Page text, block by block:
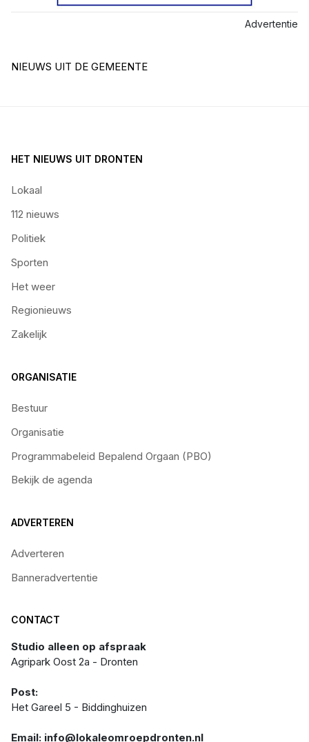
Advertentie
NIEUWS UIT DE GEMEENTE
HET NIEUWS UIT DRONTEN
Lokaal
112 nieuws
Politiek
Sporten
Het weer
Regionieuws
Zakelijk
ORGANISATIE
Bestuur
Organisatie
Programmabeleid Bepalend Orgaan (PBO)
Bekijk de agenda
ADVERTEREN
Adverteren
Banneradvertentie
CONTACT
Studio alleen op afspraak
Agripark Oost 2a - Dronten
Post:
Het Gareel 5 - Biddinghuizen
Email: info@lokaleomroepdronten.nl